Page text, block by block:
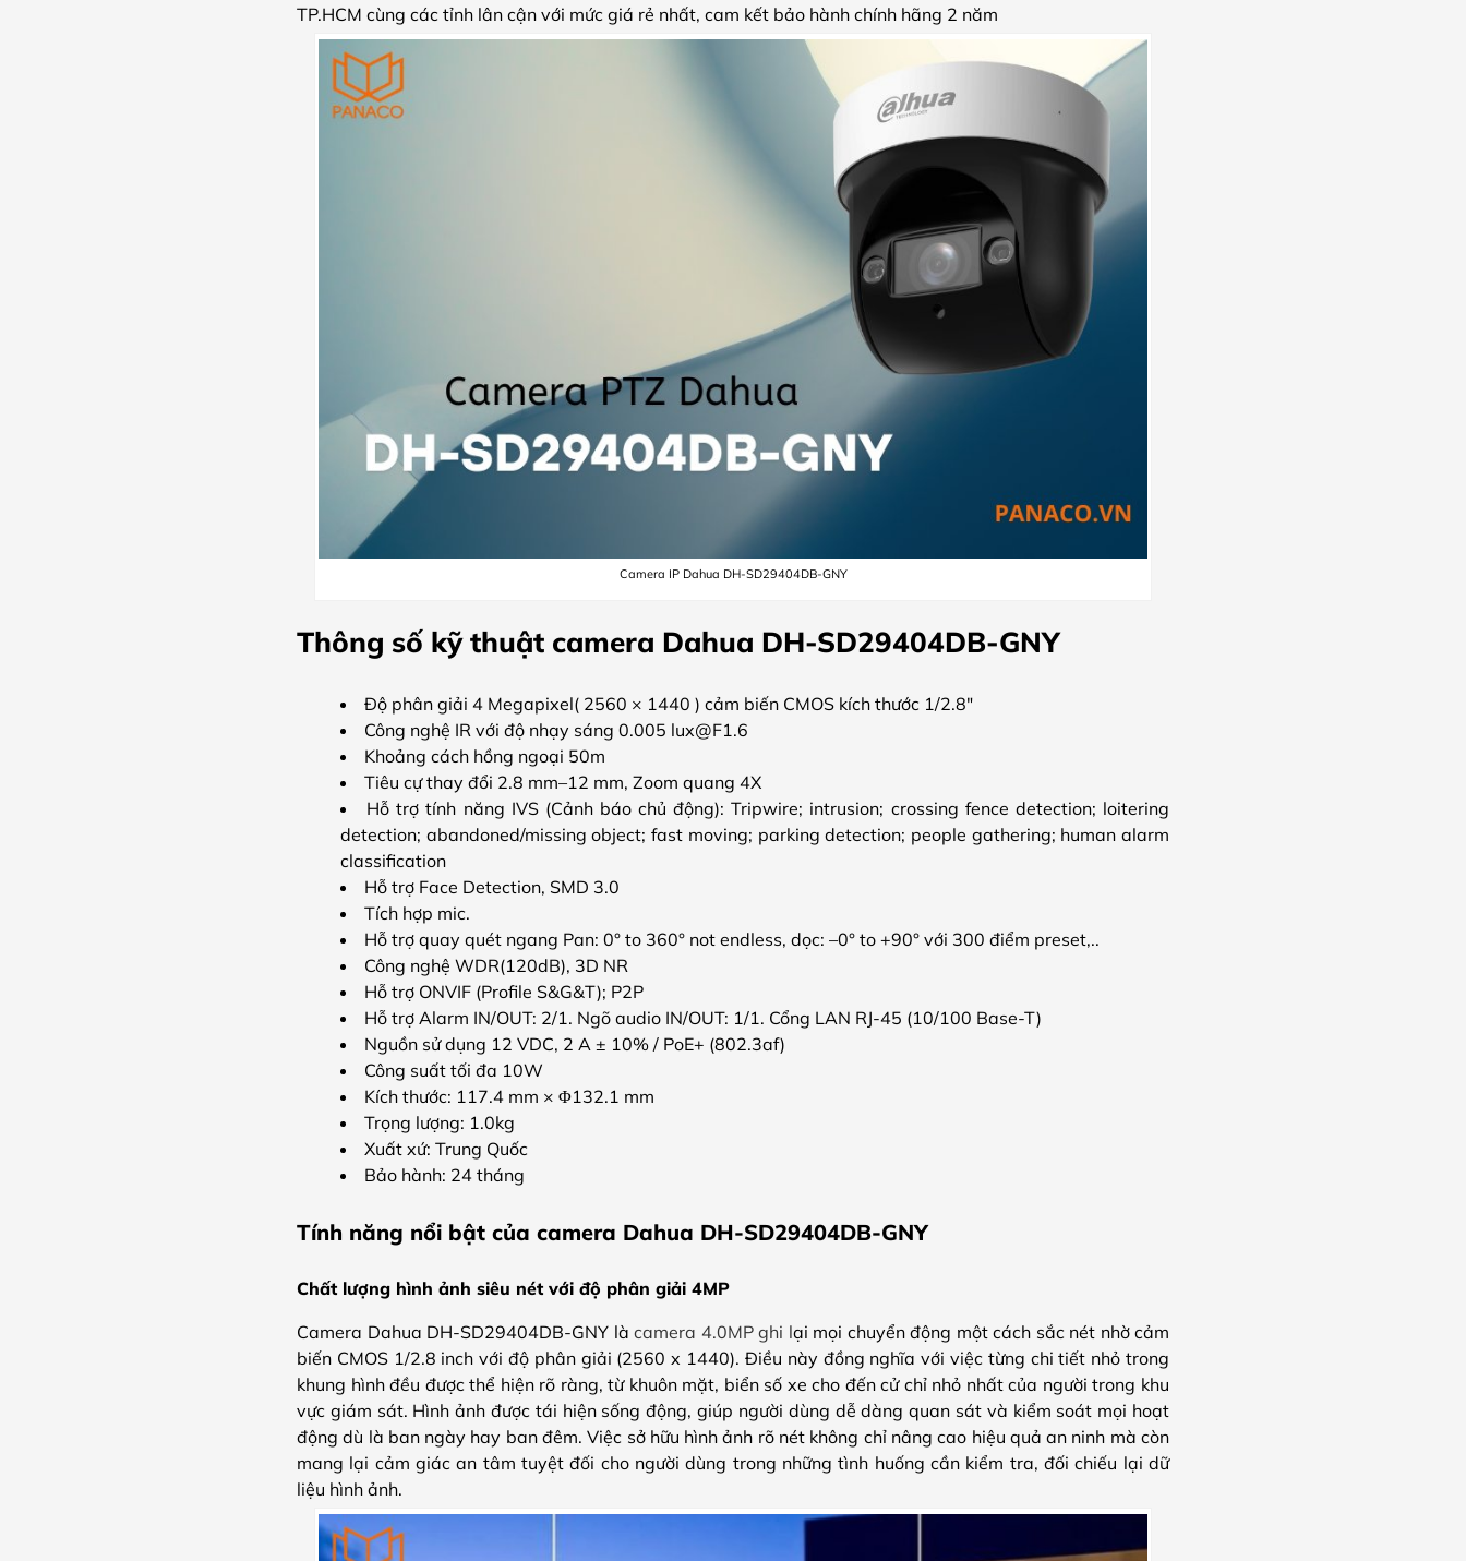
TP.HCM cùng các tỉnh lân cận với mức giá rẻ nhất, cam kết bảo hành chính hãng 2 năm
Camera IP Dahua DH-SD29404DB-GNY
Thông số kỹ thuật camera Dahua DH-SD29404DB-GNY
Độ phân giải 4 Megapixel( 2560 × 1440 ) cảm biến CMOS kích thước 1/2.8″
Công nghệ IR với độ nhạy sáng 0.005 lux@F1.6
Khoảng cách hồng ngoại 50m
Tiêu cự thay đổi 2.8 mm–12 mm, Zoom quang 4X
Hỗ trợ tính năng IVS (Cảnh báo chủ động): Tripwire; intrusion; crossing fence detection; loitering
detection; abandoned/missing object; fast moving; parking detection; people gathering; human alarm
classification
Hỗ trợ Face Detection, SMD 3.0
Tích hợp mic.
Hỗ trợ quay quét ngang Pan: 0° to 360° not endless, dọc: –0° to +90° với 300 điểm preset,..
Công nghệ WDR(120dB), 3D NR
Hỗ trợ ONVIF (Profile S&G&T); P2P
Hỗ trợ Alarm IN/OUT: 2/1. Ngõ audio IN/OUT: 1/1. Cổng LAN RJ-45 (10/100 Base-T)
Nguồn sử dụng 12 VDC, 2 A ± 10% / PoE+ (802.3af)
Công suất tối đa 10W
Kích thước: 117.4 mm × Φ132.1 mm
Trọng lượng: 1.0kg
Xuất xứ: Trung Quốc
Bảo hành: 24 tháng
Tính năng nổi bật của camera Dahua DH-SD29404DB-GNY
Chất lượng hình ảnh siêu nét với độ phân giải 4MP
Camera Dahua DH-SD29404DB-GNY là camera 4.0MPghi lại mọi chuyển động một cách sắc nét nhờ cảm
biến CMOS 1/2.8 inch với độ phân giải (2560 x 1440). Điều này đồng nghĩa với việc từng chi tiết nhỏ trong
khung hình đều được thể hiện rõ ràng, từ khuôn mặt, biển số xe cho đến cử chỉ nhỏ nhất của người trong khu
vực giám sát. Hình ảnh được tái hiện sống động, giúp người dùng dễ dàng quan sát và kiểm soát mọi hoạt
động dù là ban ngày hay ban đêm. Việc sở hữu hình ảnh rõ nét không chỉ nâng cao hiệu quả an ninh mà còn
mang lại cảm giác an tâm tuyệt đối cho người dùng trong những tình huống cần kiểm tra, đối chiếu lại dữ
liệu hình ảnh.